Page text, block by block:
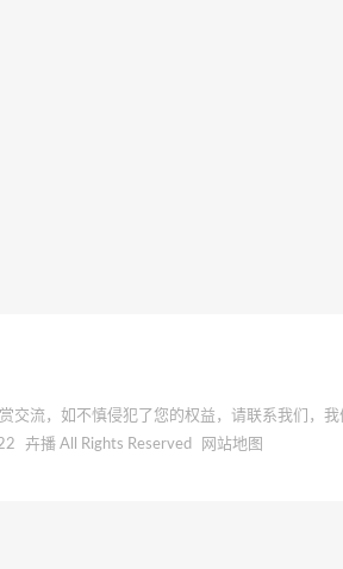
交流，如不慎侵犯了您的权益，请联系我们，我
卉播 All Rights Reserved 网站地图